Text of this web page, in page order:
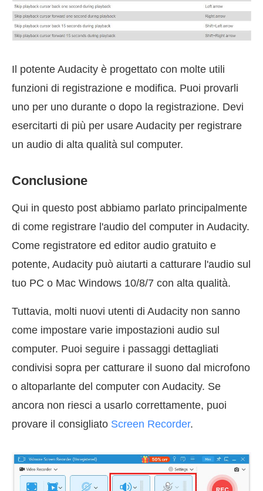
Il potente Audacity è progettato con molte utili
funzioni di registrazione e modifica. Puoi provarli
uno per uno durante o dopo la registrazione. Devi
esercitarti di più per usare Audacity per registrare
un audio di alta qualità sul computer.
Conclusione
Qui in questo post abbiamo parlato principalmente
di come registrare l'audio del computer in Audacity.
Come registratore ed editor audio gratuito e
potente, Audacity può aiutarti a catturare l'audio sul
tuo PC o Mac Windows 10/8/7 con alta qualità.
Tuttavia, molti nuovi utenti di Audacity non sanno
come impostare varie impostazioni audio sul
computer. Puoi seguire i passaggi dettagliati
condivisi sopra per catturare il suono dal microfono
o altoparlante del computer con Audacity. Se
ancora non riesci a usarlo correttamente, puoi
provare il consigliato Screen Recorder.